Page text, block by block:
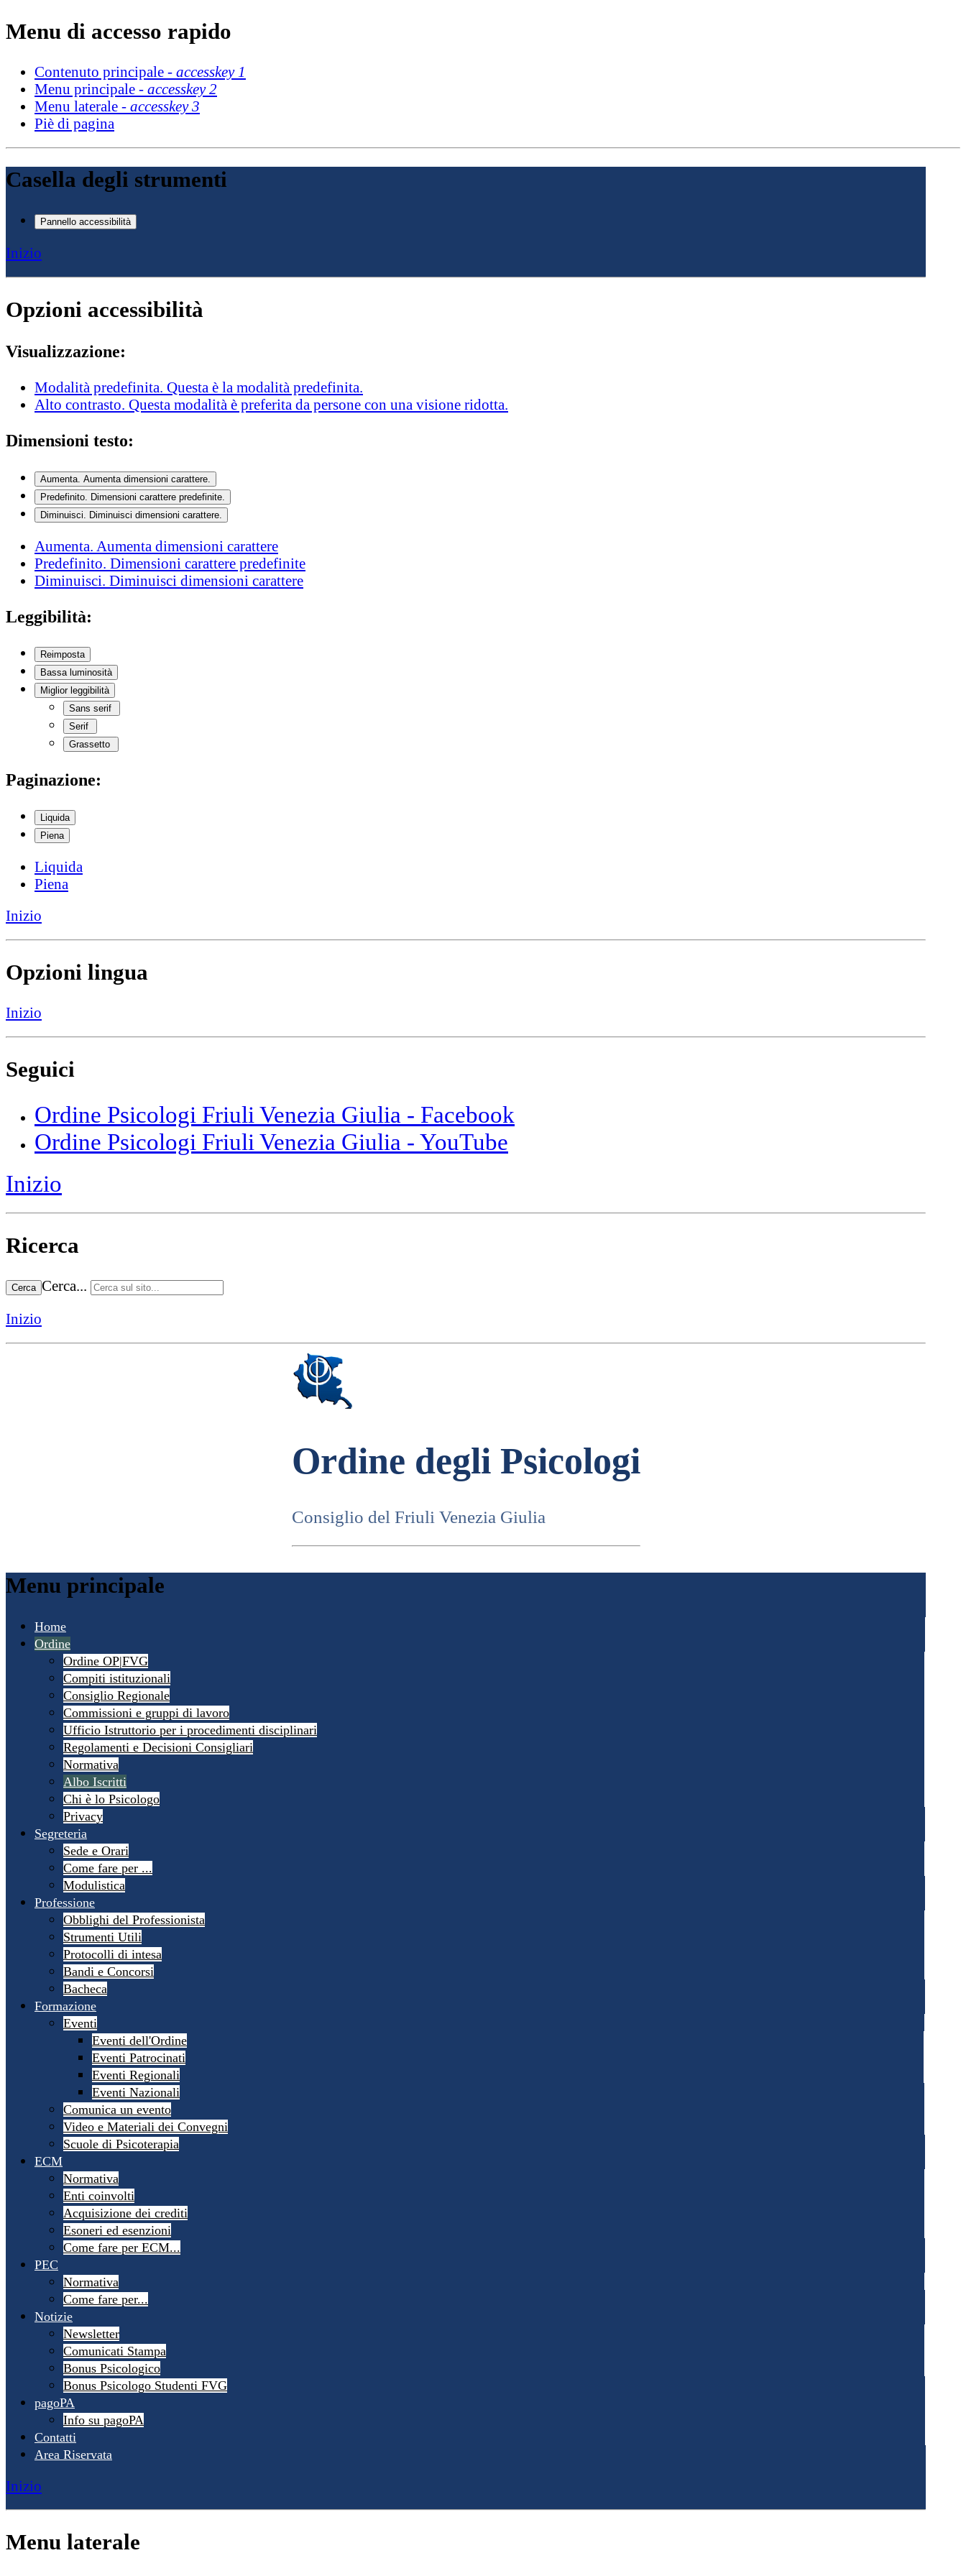
Menu di accesso rapido
Contenuto principale - accesskey 1
Menu principale - accesskey 2
Menu laterale - accesskey 3
Piè di pagina
Casella degli strumenti
Pannello accessibilità
Inizio
Opzioni accessibilità
Visualizzazione:
Modalità predefinita. Questa è la modalità predefinita.
Alto contrasto. Questa modalità è preferita da persone con una visione ridotta.
Dimensioni testo:
Aumenta . Aumenta dimensioni carattere.
Predefinito . Dimensioni carattere predefinite.
Diminuisci . Diminuisci dimensioni carattere.
Aumenta . Aumenta dimensioni carattere
Predefinito . Dimensioni carattere predefinite
Diminuisci . Diminuisci dimensioni carattere
Leggibilità:
Reimposta
Bassa luminosità
Miglior leggibilità
Sans serif
Serif
Grassetto
Paginazione:
Liquida
Piena
Liquida
Piena
Inizio
Opzioni lingua
Inizio
Seguici
Ordine Psicologi Friuli Venezia Giulia - Facebook
Ordine Psicologi Friuli Venezia Giulia - YouTube
Inizio
Ricerca
Cerca Cerca...
Inizio
Ordine degli Psicologi
Consiglio del Friuli Venezia Giulia
Menu principale
Home
Ordine
Ordine OP|FVG
Compiti istituzionali
Consiglio Regionale
Commissioni e gruppi di lavoro
Ufficio Istruttorio per i procedimenti disciplinari
Regolamenti e Decisioni Consigliari
Normativa
Albo Iscritti
Chi è lo Psicologo
Privacy
Segreteria
Sede e Orari
Come fare per ...
Modulistica
Professione
Obblighi del Professionista
Strumenti Utili
Protocolli di intesa
Bandi e Concorsi
Bacheca
Formazione
Eventi
Eventi dell'Ordine
Eventi Patrocinati
Eventi Regionali
Eventi Nazionali
Comunica un evento
Video e Materiali dei Convegni
Scuole di Psicoterapia
ECM
Normativa
Enti coinvolti
Acquisizione dei crediti
Esoneri ed esenzioni
Come fare per ECM...
PEC
Normativa
Come fare per...
Notizie
Newsletter
Comunicati Stampa
Bonus Psicologico
Bonus Psicologo Studenti FVG
pagoPA
Info su pagoPA
Contatti
Area Riservata
Inizio
Menu laterale